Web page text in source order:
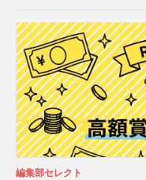
編集部セレクト